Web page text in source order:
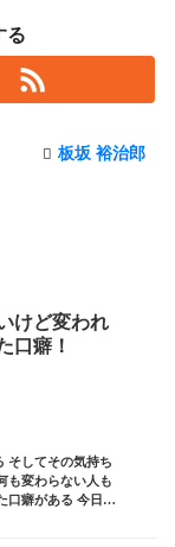
る
板坂 裕治郎
けど変われ
口癖！
そしてその気持ち
も変わらない人も
口癖がある 今日は